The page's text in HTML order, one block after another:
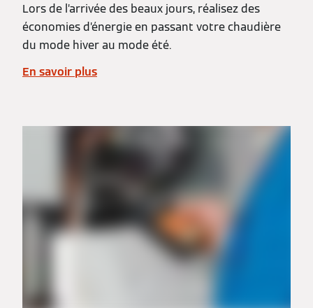
Lors de l’arrivée des beaux jours, réalisez des
économies d’énergie en passant votre chaudière
du mode hiver au mode été.
En savoir plus